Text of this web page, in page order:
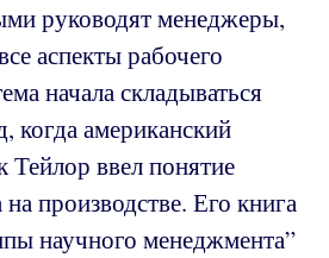
руководят менеджеры,
аспекты рабочего
начала складываться
когда американский
ввел понятие
производстве. Его книга
научного менеджмента”